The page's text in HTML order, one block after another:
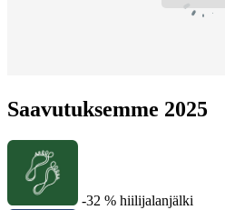
Saavutuksemme 2025
-32 % hiilijalanjälki